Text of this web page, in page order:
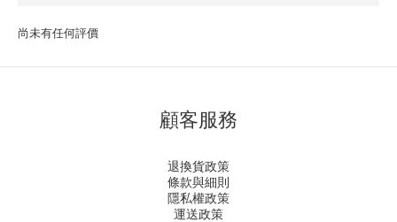
尚未有任何評價
顧客服務
退換貨政策
條款與細則
隱私權政策
運送政策